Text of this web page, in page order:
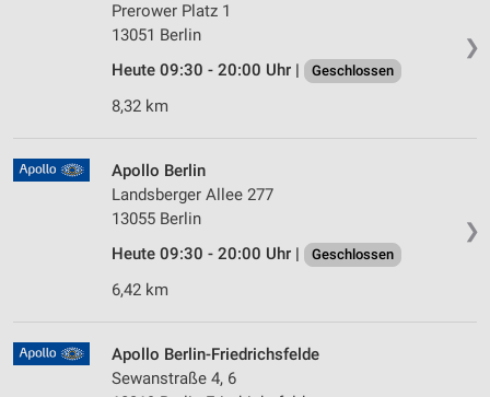
❯
Prerower Platz 1
13051 Berlin
Heute 09:30 - 20:00 Uhr |
Geschlossen
8,32 km
❯
Apollo Berlin
Landsberger Allee 277
13055 Berlin
Heute 09:30 - 20:00 Uhr |
Geschlossen
6,42 km
Apollo Berlin-Friedrichsfelde
Sewanstraße 4, 6